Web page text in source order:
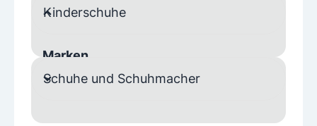
Kinderschuhe
Marken
Superfit
Schuhe und Schuhmacher